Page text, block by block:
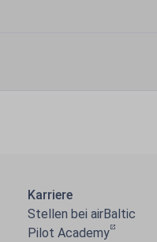
Karriere
Stellen bei airBaltic
Pilot Academy